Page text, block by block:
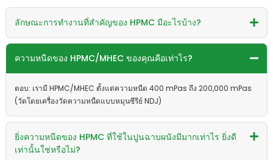
ลักษณะการทำงานที่สำคัญของ HPMC มีอะไรบ้าง?
ความหนืดของ HPMC/MHEC ของคุณคือเท่าไร?
ตอบ: เรามี HPMC/MHEC ตั้งแต่ความหนืด 400 mPas ถึง 200,000 mPas
(วัดโดยเครื่องวัดความหนืดแบบหมุนซีรีย์ NDJ)
ยิ่งความหนืดของ HPMC ที่ใช้ในปูนฉาบผนังมีมากเท่าไร ยิ่งดี
เท่านั้นใช่หรือไม่?